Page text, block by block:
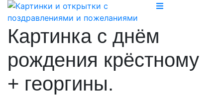
Картинка с днём
рождения крёстному
+ георгины.